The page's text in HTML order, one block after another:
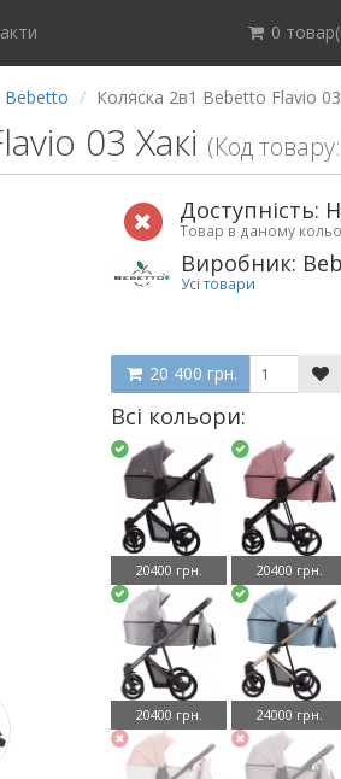
0
Bebetto Коляска 2в1 Bebetto Flavio 03
03 Хакі (Код
Доступність:
Товар в даному
Виробник:
Усі товари
20 400 грн.
Всі кольори:
20400 грн. 20400 грн.
20400 грн. 24000 грн.